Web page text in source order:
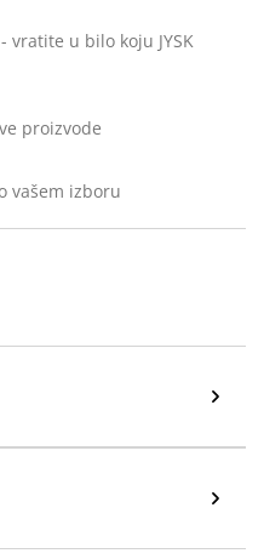
vratite u bilo koju JYSK
proizvode
vašem izboru